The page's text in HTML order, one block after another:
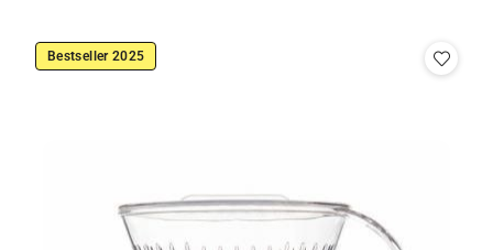
Bestseller 2025